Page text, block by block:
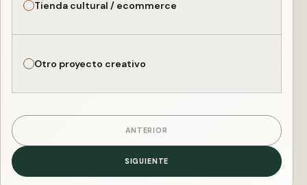
Tienda cultural / ecommerce
Otro proyecto creativo
ANTERIOR
SIGUIENTE